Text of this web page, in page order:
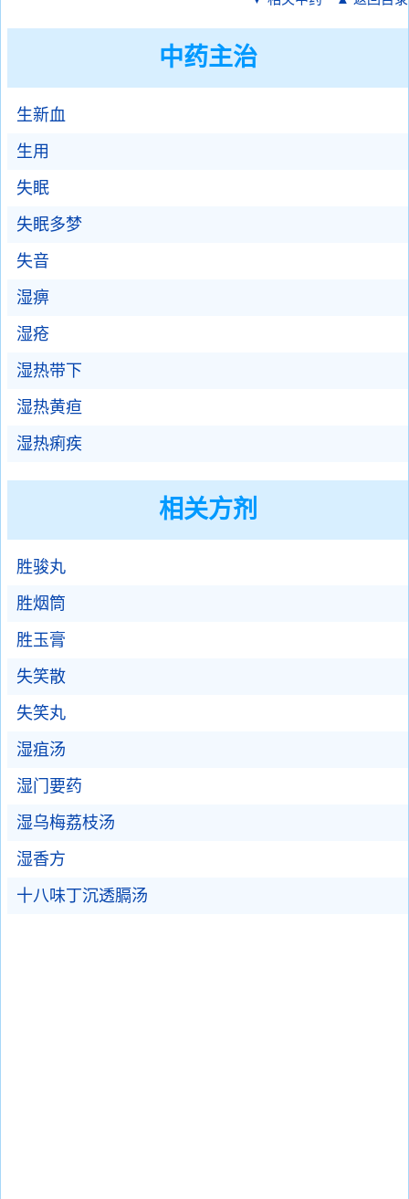
中药主治
生新血
生用
失眠
失眠多梦
失音
湿痹
湿疮
湿热带下
湿热黄疸
湿热痢疾
相关方剂
胜骏丸
胜烟筒
胜玉膏
失笑散
失笑丸
湿疽汤
湿门要药
湿乌梅荔枝汤
湿香方
十八味丁沉透膈汤